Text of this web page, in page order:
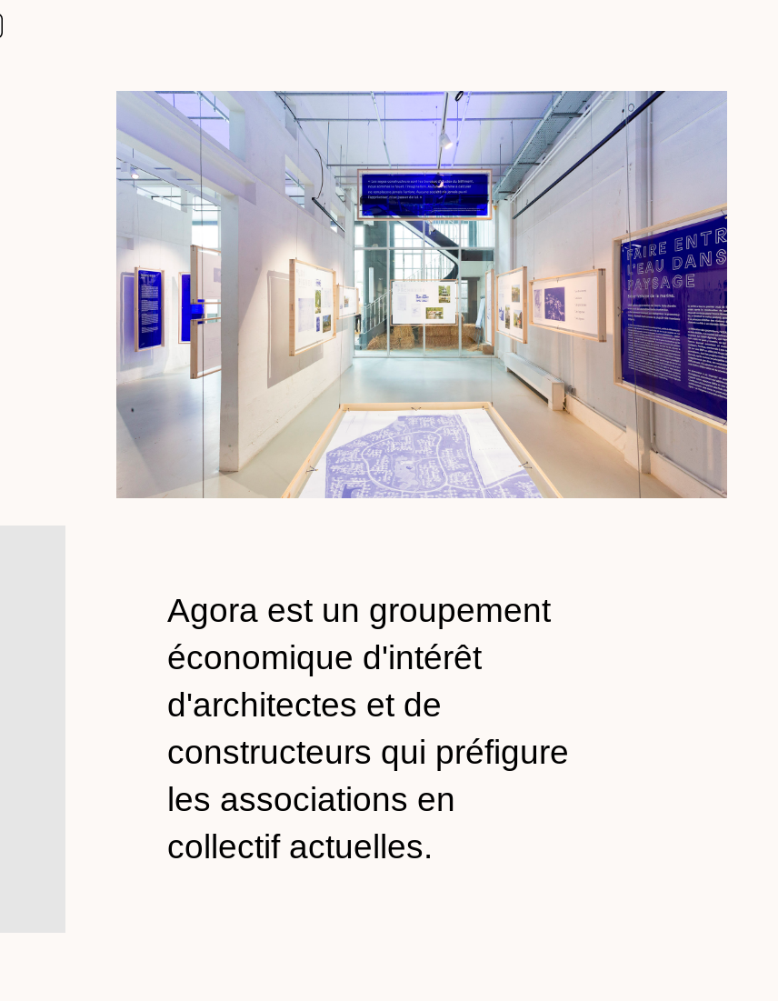
Agora est un groupement
économique d'intérêt
d'architectes et de
constructeurs qui préfigure
les associations en
collectif actuelles.